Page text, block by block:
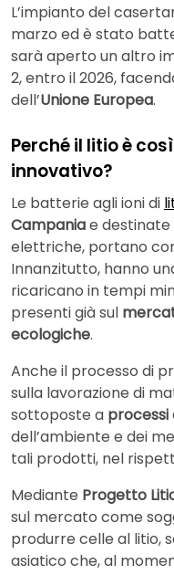
L’impianto del
marzo ed è stato
sarà aperto un altro
2, entro il 2026,
dell’Unione Europea.
Perché il litio è
innovativo?
Le batterie agli ioni di
Campaniae
elettriche, portano
Innanzitutto, hanno
ricaricano in tempi
presenti già sul
ecologiche.
Anche il processo di
sulla lavorazione di
sottoposte a processi
dell’ambiente e dei
tali prodotti, nel
Mediante Progetto
sul mercato come
produrre celle al litio,
asiatico che, al